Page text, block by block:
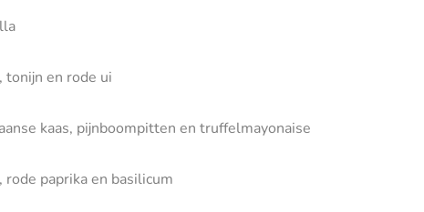
tonijn en rode ui
kaas, pijnboompitten en truffelmayonaise
paprika en basilicum